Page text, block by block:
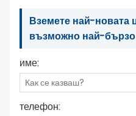
Вземете най-новата
възможно най-бързо
име:
телефон: